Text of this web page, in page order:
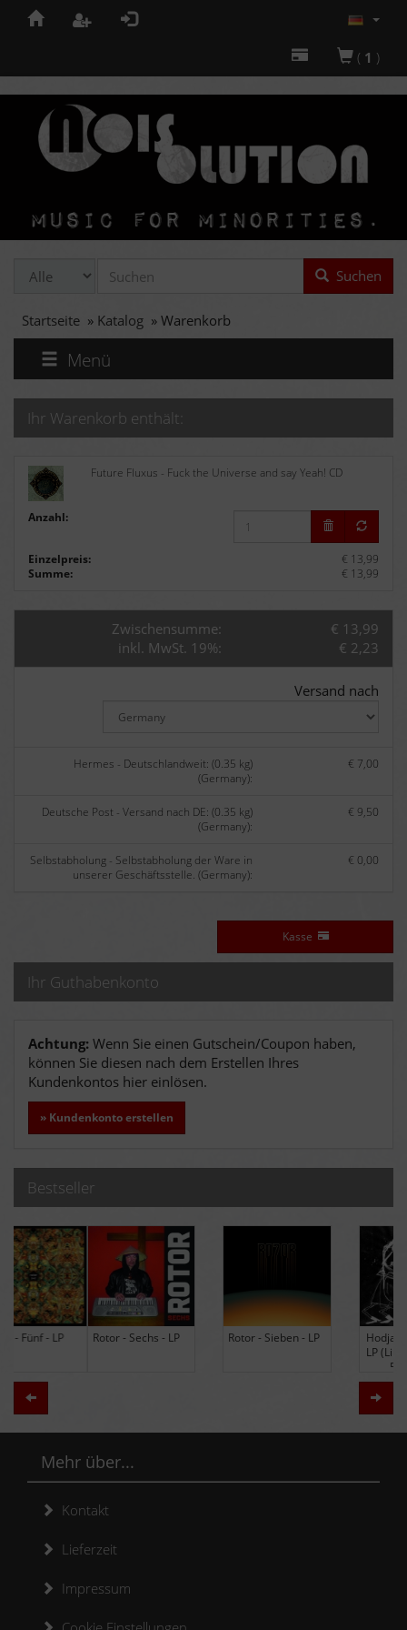
( 1 )
Suchen
Startseite » Katalog » Warenkorb
Menü
Ihr Warenkorb enthält:
Future Fluxus - Fuck the Universe and say Yeah! CD
Anzahl:
Einzelpreis:
€ 13,99
Summe:
€ 13,99
Zwischensumme:
€ 13,99
inkl. MwSt. 19%:
€ 2,23
Versand nach
Hermes - Deutschlandweit: (0.35 kg)
(Germany):
€ 7,00
Deutsche Post - Versand nach DE: (0.35 kg)
(Germany):
€ 9,50
Selbstabholung - Selbstabholung der Ware in
unserer Geschäftsstelle. (Germany):
€ 0,00
Kasse
Ihr Guthabenkonto
Achtung: Wenn Sie einen Gutschein/Coupon haben,
können Sie diesen nach dem Erstellen Ihres
Kundenkontos hier einlösen.
» Kundenkonto erstellen
Bestseller
Rotor - Sechs - LP Rotor - Sieben - LP
Hodja - The Band -
LP (Limited Edition
Zurück
Mehr über...
Kontakt
Lieferzeit
Impressum